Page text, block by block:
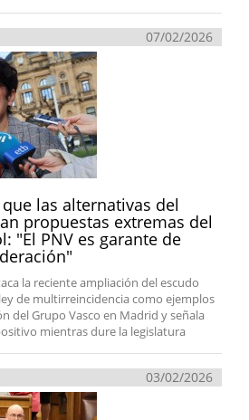
07/02/2026
las alternativas del
propuestas extremas del
"El PNV es garante de
la reciente ampliación del escudo
de multirreincidencia como ejemplos
del Grupo Vasco en Madrid y señala
mientras dure la legislatura
03/02/2026